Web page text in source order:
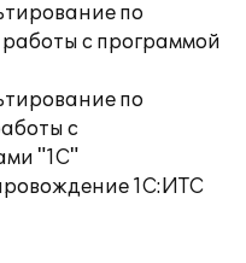
по
с программой
по
с
"1С"
1С:ИТС